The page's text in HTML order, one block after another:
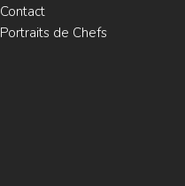
Contact
Portraits de Chefs